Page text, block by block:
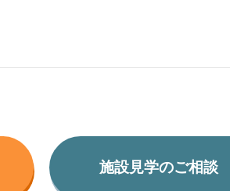
施設見学のご相談